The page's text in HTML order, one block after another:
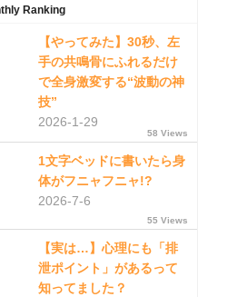
Ranking
【やってみた】30秒、左
手の共鳴骨にふれるだけ
で全身激変する“波動の神
技”
2026-1-29
58 Views
1文字ベッドに書いたら身
体がフニャフニャ!?
2026-7-6
55 Views
【実は…】心理にも「排
泄ポイント」があるって
知ってました？